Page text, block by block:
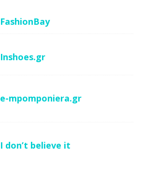
FashionBay
Inshoes.gr
e-mpomponiera.gr
I don’t believe it